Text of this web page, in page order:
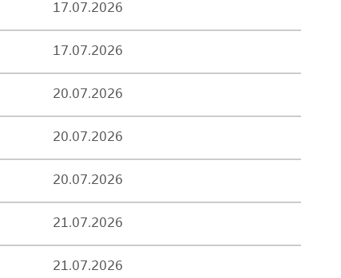
17.07.2026
17.07.2026
20.07.2026
20.07.2026
20.07.2026
21.07.2026
21.07.2026